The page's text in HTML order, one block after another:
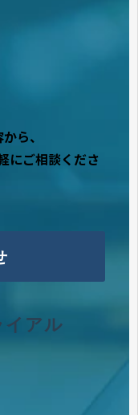
ら、
にご相談くださ
イアル